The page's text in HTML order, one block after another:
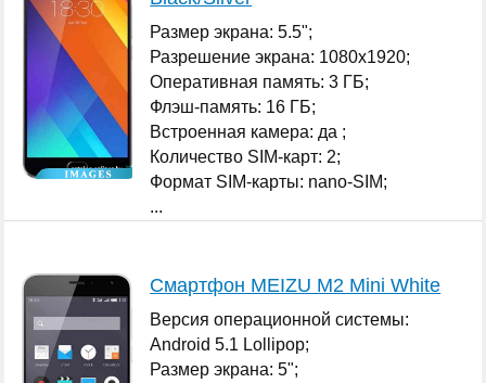
Размер экрана: 5.5";
Разрешение экрана: 1080x1920;
Оперативная память: 3 ГБ;
Флэш-память: 16 ГБ;
Встроенная камера: да ;
Количество SIM-карт: 2;
Формат SIM-карты: nano-SIM;
...
Смартфон MEIZU M2 Mini White
Версия операционной системы:
Android 5.1 Lollipop;
Размер экрана: 5";